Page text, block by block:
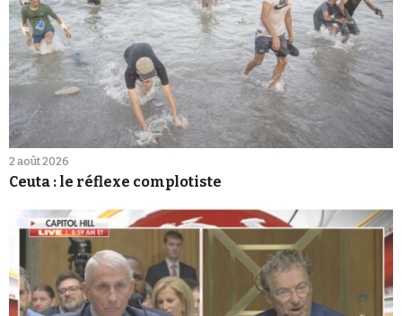
2 août 2026
Ceuta : le réflexe complotiste